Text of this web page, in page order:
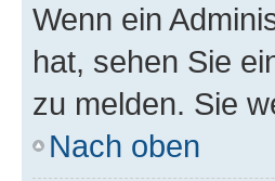
Wenn ein
hat, sehen Sie
zu melden. Sie
Nach oben